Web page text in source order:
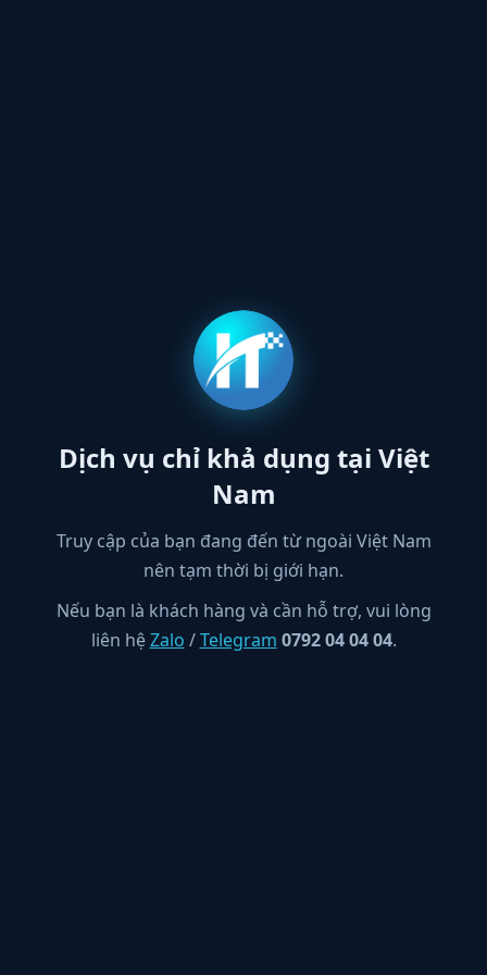
Dịch vụ chỉ khả dụng tại Việt
Nam
Truy cập của bạn đang đến từ ngoài Việt Nam
nên tạm thời bị giới hạn.
Nếu bạn là khách hàng và cần hỗ trợ, vui lòng
liên hệZalo /Telegram 0792 04 04 04.